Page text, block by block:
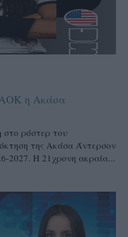
η Ακάσα
στο ρόστερ του
της Ακάσα Άντερσον
2027. Η 21χρονη ακραία...